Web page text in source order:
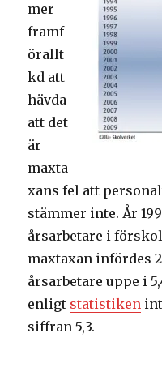
mer
framf
örallt
kd att
hävda
att det
är
maxta
xans fel att
stämmer inte. År
årsarbetare i
maxtaxan infördes
årsarbetare uppe i
enligt statistiken
siffran 5,3.